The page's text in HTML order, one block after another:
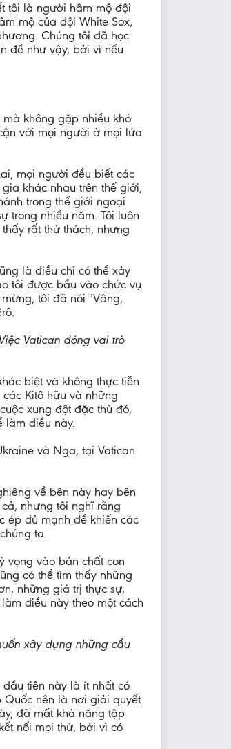
tôi là người hâm mộ đội
mộ của đội White Sox,
Chúng tôi đã học
đề như vậy, bởi vì nếu
không gặp nhiều khó
với mọi người ở mọi lứa
mọi người đều biết các
khác nhau trên thế giới,
trong thế giới ngoại
trong nhiều năm. Tôi luôn
rất thử thách, nhưng
là điều chỉ có thể xảy
tôi được bầu vào chức vụ
tôi đã nói "Vâng,
Vatican đóng vai trò
biệt và không thực tiễn
Kitô hữu và những
xung đột đặc thù đó,
làm điều này.
và Nga, tại Vatican
về bên này hay bên
nhưng tôi nghĩ rằng
ép đủ mạnh để khiến các
ta.
vọng vào bản chất con
có thể tìm thấy những
những giá trị thực sự,
điều này theo một cách
xây dựng những cầu
tiên này là ít nhất có
Quốc nên là nơi giải quyết
đã mất khả năng tập
nối mọi thứ, bởi vì có